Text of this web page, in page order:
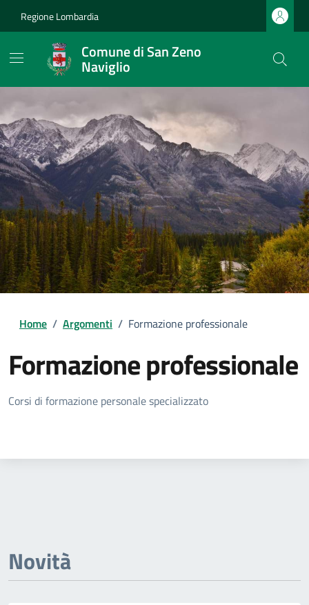
Regione Lombardia
Comune di San Zeno
Naviglio
Home / Argomenti / Formazione professionale
Formazione professionale
Dettagli della notizia
Corsi di formazione personale specializzato
Novità